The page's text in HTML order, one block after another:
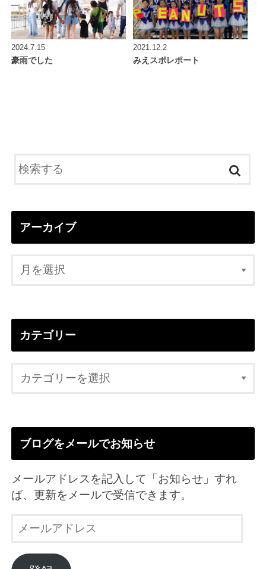
2024.7.15
豪雨でした
2021.12.2
みえスポレポート
アーカイブ
カテゴリー
ブログをメールでお知らせ
メールアドレスを記入して「お知らせ」すれ
ば、更新をメールで受信できます。
ル